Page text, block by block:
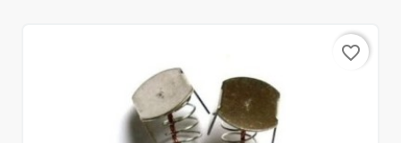
favorite_border